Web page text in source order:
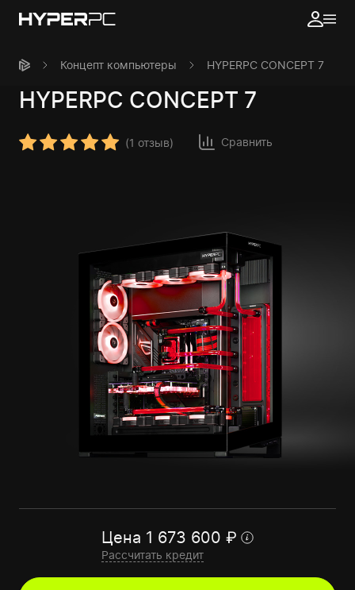
Концепт компьютеры HYPERPC CONCEPT 7
HYPERPC CONCEPT 7
(1 отзыв) Сравнить
Цена 1 673 600 ₽
Рассчитать кредит